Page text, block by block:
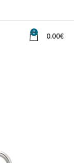
0 0.00€